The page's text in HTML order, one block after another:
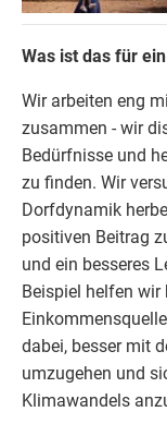
Was ist das für
Wir arbeiten eng
zusammen - wir
Bedürfnisse und
zu finden. Wir
Dorfdynamik
positiven Beitrag
und ein besseres
Beispiel helfen
dabei, besser mit
umzugehen und
Klimawandels